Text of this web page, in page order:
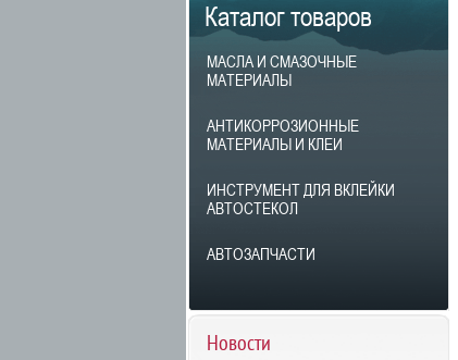
Каталог товаров
МАСЛА И СМАЗОЧНЫЕ
МАТЕРИАЛЫ
АНТИКОРРОЗИОННЫЕ
МАТЕРИАЛЫ И КЛЕИ
ИНСТРУМЕНТ ДЛЯ ВКЛЕЙКИ
АВТОСТЕКОЛ
АВТОЗАПЧАСТИ
Новости